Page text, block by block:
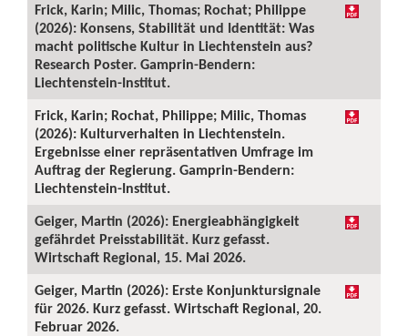
Frick, Karin; Milic, Thomas; Rochat; Philippe
(2026): Konsens, Stabilität und Identität: Was
macht politische Kultur in Liechtenstein aus?
Research Poster. Gamprin-Bendern:
Liechtenstein-Institut.
Frick, Karin; Rochat, Philippe; Milic, Thomas
(2026): Kulturverhalten in Liechtenstein.
Ergebnisse einer repräsentativen Umfrage im
Auftrag der Regierung. Gamprin-Bendern:
Liechtenstein-Institut.
Geiger, Martin (2026): Energieabhängigkeit
gefährdet Preisstabilität. Kurz gefasst.
Wirtschaft Regional, 15. Mai 2026.
Geiger, Martin (2026): Erste Konjunktursignale
für 2026. Kurz gefasst. Wirtschaft Regional, 20.
Februar 2026.